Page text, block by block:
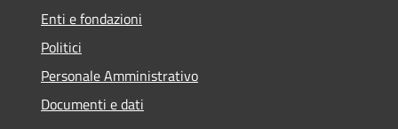
Enti e fondazioni
Politici
Personale Amministrativo
Documenti e dati